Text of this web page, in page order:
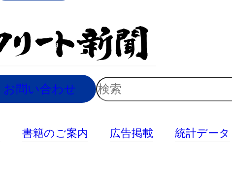
お問い合わせ
検
索
書籍のご案内 広告掲載 統計データ